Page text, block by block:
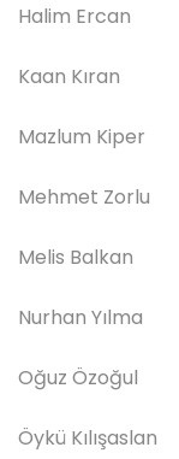
Halim Ercan
Kaan Kıran
Mazlum Kiper
Mehmet Zorlu
Melis Balkan
Nurhan Yılma
Oğuz Özoğul
Öykü Kılışaslan